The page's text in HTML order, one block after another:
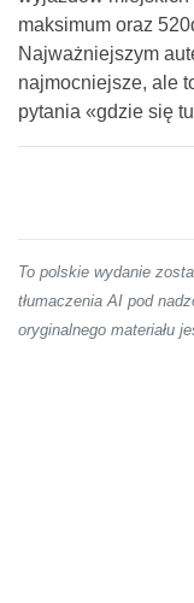
maksimum oraz
Najważniejszym
najmocniejsze, ale
pytania «gdzie się
To polskie wydanie
tłumaczenia AI pod
oryginalnego materiału